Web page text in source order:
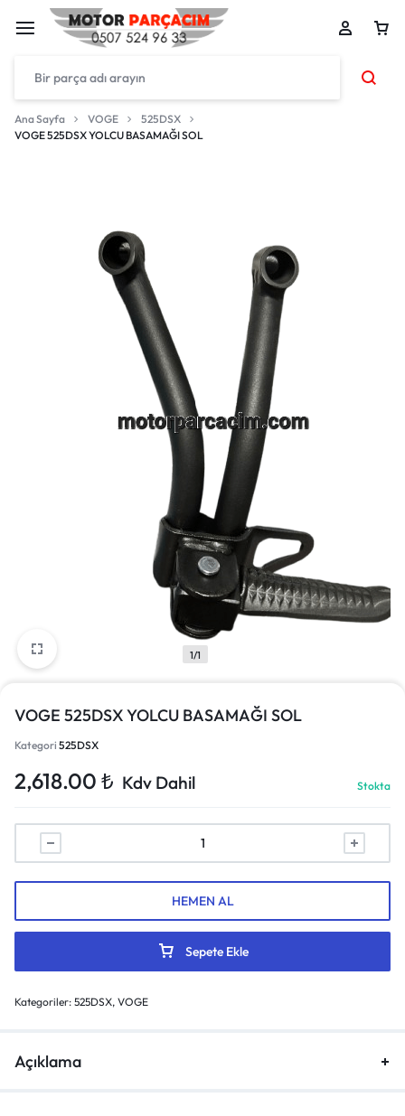
Ana Sayfa VOGE
525DSX
VOGE 525DSX YOLCU BASAMAĞI SOL
1/1
VOGE 525DSX YOLCU BASAMAĞI SOL
Kategori 525DSX
2,618.00 ₺ Kdv Dahil Stokta
Sepete Ekle
HEMEN AL
Kategoriler: 525DSX, VOGE
Açıklama